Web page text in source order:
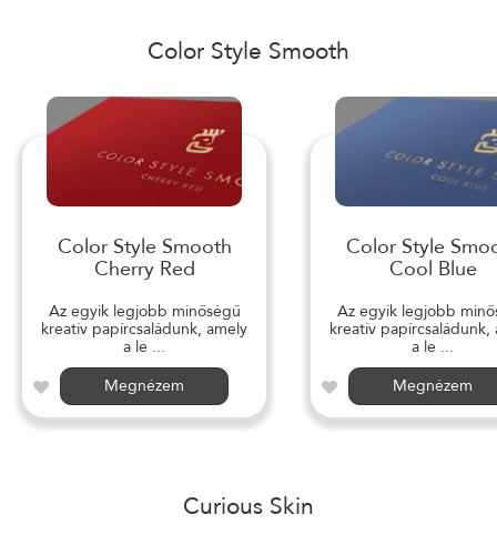
Color Style Smooth
Color Style Smooth
Cherry Red
Az egyik legjobb minőségű
kreatív papírcsaládunk, amely
a le ...
Megnézem
Color Style
Cool Blue
Az egyik legjobb
kreatív papírcsaládunk,
a le ...
Megnézem
Curious Skin